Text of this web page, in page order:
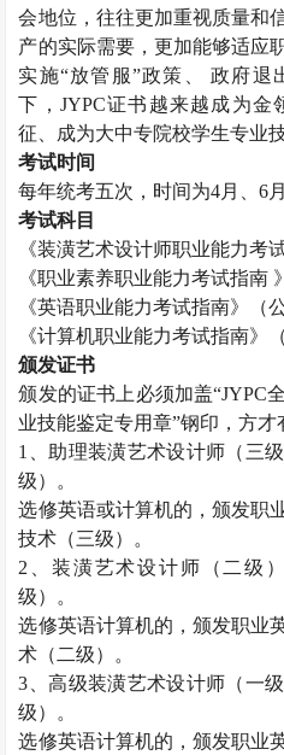
会地位，往往更加重视质量和
产的实际需要，更加能够适应
实施“放管服”政策、 政府退
下， JYPC证书越来越成为金
征、成为大中专院校学生专业
考试时间
每年统考五次，时间为4月、6
考试科目
《装潢艺术设计师职业能力考
《职业素养职业能力考试指南
《英语职业能力考试指南》（
《计算机职业能力考试指南》
颁发证书
颁发的证书上必须加盖“JYPC
业技能鉴定专用章”钢印，方才
1
、助理装潢艺术设计师（三
级）。
选修英语或计算机的，颁发职
技术（三级）。
2 、装潢艺术设计师（二级
级）。
选修英语计算机的，颁发职业
术（二级）。
3 、高级装潢艺术设计师（一
级）。
选修英语计算机的，颁发职业